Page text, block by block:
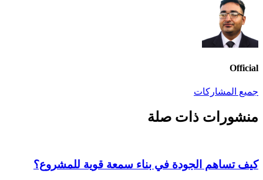
Official
جميع المشاركات
منشورات ذات صلة
كيف تساهم الجودة في بناء سمعة قوية للمشروع؟